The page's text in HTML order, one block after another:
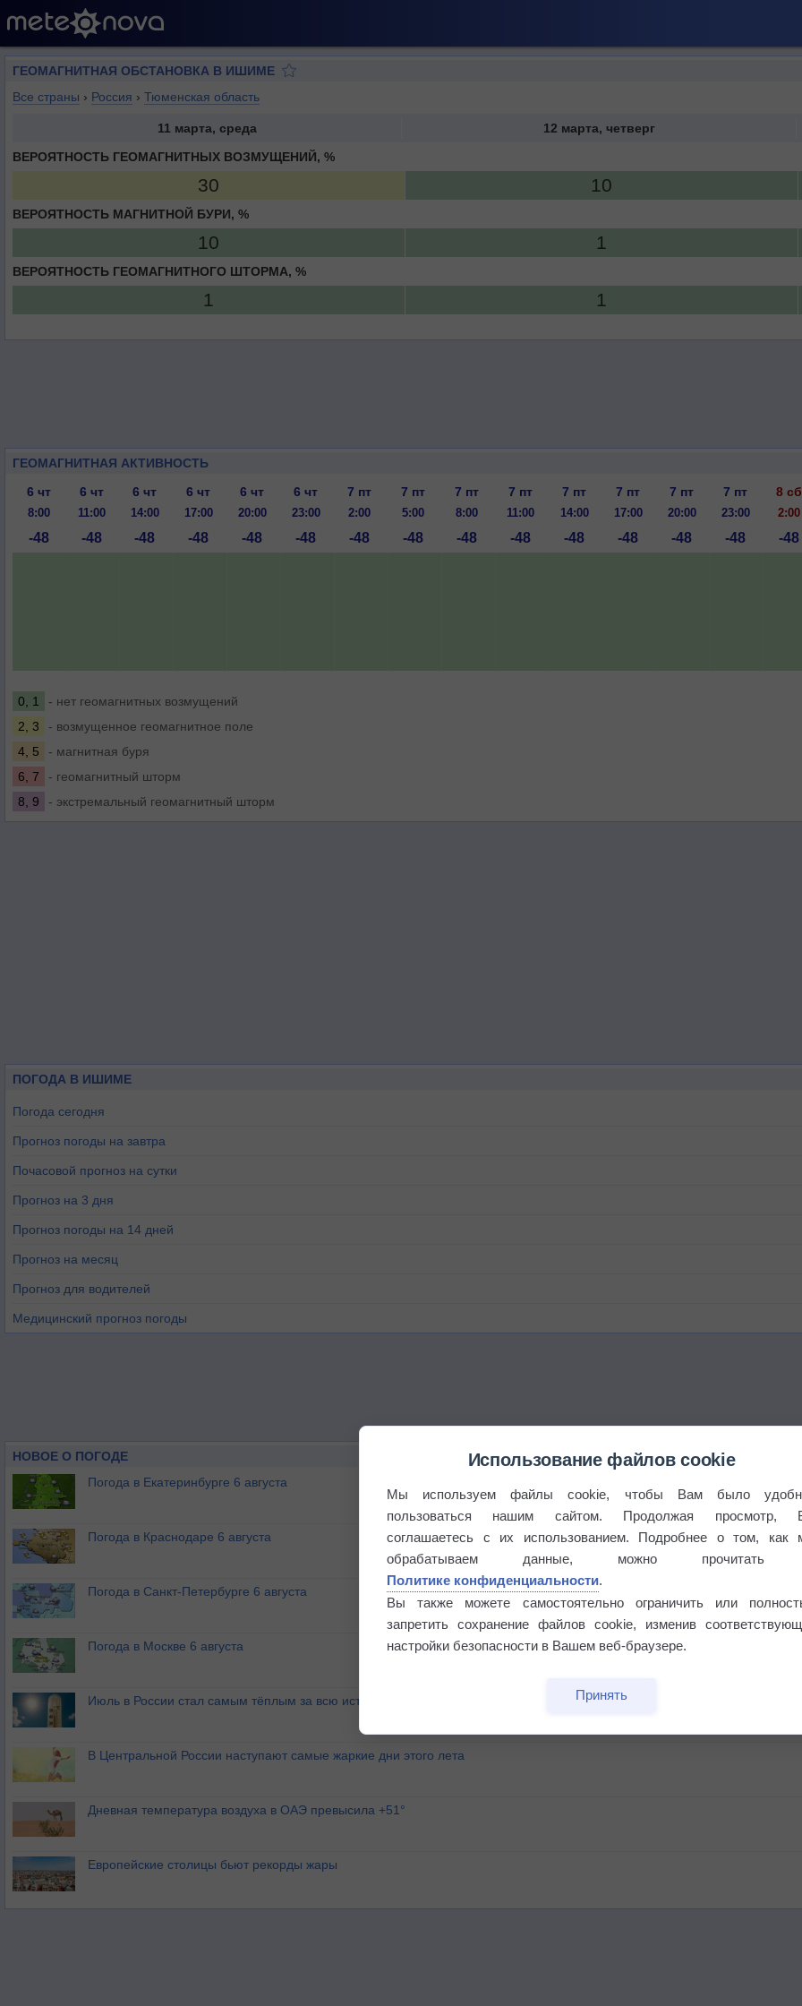
ГЕОМАГНИТНАЯ ОБСТАНОВКА В ИШИМЕ
Все страны › Россия › Тюменская область
11 марта, среда
12 марта, четверг
ВЕРОЯТНОСТЬ ГЕОМАГНИТНЫХ ВОЗМУЩЕНИЙ, %
30 10
ВЕРОЯТНОСТЬ МАГНИТНОЙ БУРИ, %
10 1
ВЕРОЯТНОСТЬ ГЕОМАГНИТНОГО ШТОРМА, %
1 1
ГЕОМАГНИТНАЯ АКТИВНОСТЬ
6 чт
6 чт 6 чт 6 чт 6 чт 6 чт 7 пт 7 пт 7 пт 7 пт 7 пт 7 пт 7 пт 7 пт 8 сб
8:00 11:00 14:00 17:00 20:00 23:00 2:00 5:00 8:00 11:00 14:00 17:00 20:00 23:00 2:00
-48 -48 -48 -48 -48 -48 -48 -48 -48 -48 -48 -48 -48 -48 -48
0, 1
- нет геомагнитных возмущений
2, 3
- возмущенное геомагнитное поле
4, 5
- магнитная буря
6, 7
- геомагнитный шторм
8, 9
- экстремальный геомагнитный шторм
ПОГОДА В ИШИМЕ
Погода сегодня
Прогноз погоды на завтра
Почасовой прогноз на сутки
Прогноз на 3 дня
Прогноз погоды на 14 дней
Прогноз на месяц
Прогноз для водителей
Медицинский прогноз погоды
НОВОЕ О ПОГОДЕ
Погода в Екатеринбурге 6 августа
Погода в Краснодаре 6 августа
Погода в Санкт-Петербурге 6 августа
Погода в Москве 6 августа
Июль в России стал самым тёплым за всю историю
В Центральной России наступают самые жаркие дни этого лета
Дневная температура воздуха в ОАЭ превысила +51°
Европейские столицы бьют рекорды жары
Использование файлов cookie
Мы используем файлы cookie, чтобы Вам было
пользоваться нашим сайтом. Продолжая просмотр,
соглашаетесь с их использованием. Подробнее о том, как
обрабатываем данные, можно прочитать
Политике конфиденциальности.
Вы также можете самостоятельно ограничить или
запретить сохранение файлов cookie, изменив
настройки безопасности в Вашем веб-браузере.
Принять